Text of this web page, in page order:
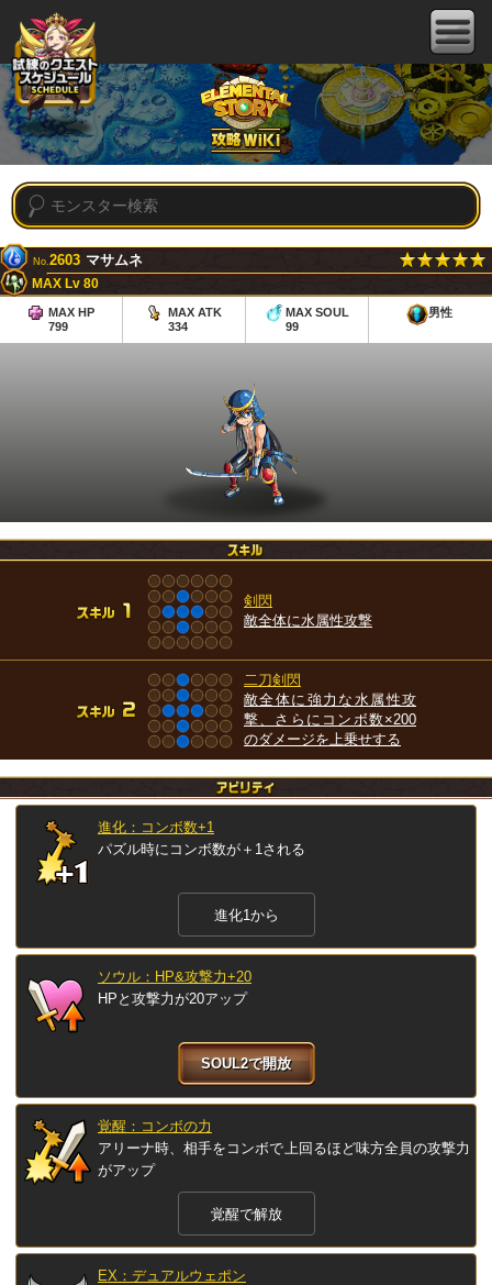
No.2603 マサムネ
MAX Lv 80
MAX HP
799
MAX ATK
334
MAX SOUL
99
男性
剣閃
敵全体に水属性攻撃
二刀剣閃
敵全体に強力な水属性攻
撃、さらにコンボ数×200
のダメージを上乗せする
進化：コンボ数+1
パズル時にコンボ数が＋1される
進化1から
ソウル：HP&攻撃力+20
HPと攻撃力が20アップ
SOUL2で開放
覚醒：コンボの力
アリーナ時、相手をコンボで上回るほど味方全員の攻撃力
がアップ
覚醒で解放
EX：デュアルウェポン